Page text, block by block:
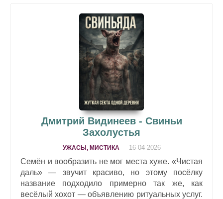
Дмитрий Видинеев - Свиньи
Захолустья
УЖАСЫ, МИСТИКА 16-04-2026
Семён и вообразить не мог места хуже. «Чистая
даль» — звучит красиво, но этому посёлку
название подходило примерно так же, как
весёлый хохот — объявлению ритуальных услуг.